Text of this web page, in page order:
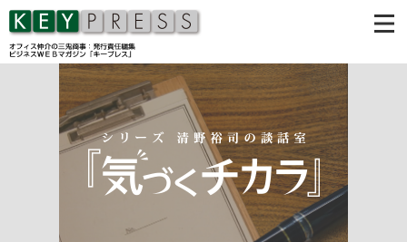
時事考論
Officeオブジェクション
ワークスタイル・ラボ
若手のための“自己キャリア”
リアル・ビジネス英会話